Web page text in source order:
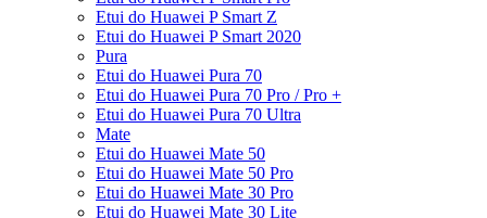
Etui do Huawei P Smart Z
Etui do Huawei P Smart 2020
Pura
Etui do Huawei Pura 70
Etui do Huawei Pura 70 Pro / Pro +
Etui do Huawei Pura 70 Ultra
Mate
Etui do Huawei Mate 50
Etui do Huawei Mate 50 Pro
Etui do Huawei Mate 30 Pro
Etui do Huawei Mate 30 Lite